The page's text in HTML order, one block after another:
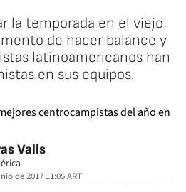
la temporada en el viejo
de hacer balance y
latinoamericanos han
en sus equipos.
Valls
de 2017 11:05ART